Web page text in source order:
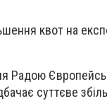
квот на
Радою
суттєве